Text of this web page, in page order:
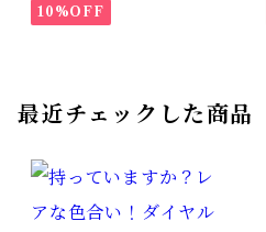
10%OFF
最近チェックした商品